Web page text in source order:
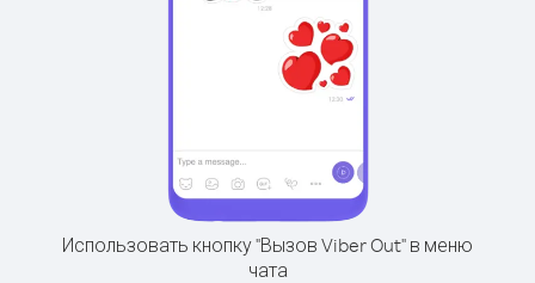
Использовать кнопку "Вызов Viber Out" в меню
чата